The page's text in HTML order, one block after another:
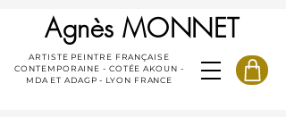
Agnès MONNET
ARTISTE PEINTRE FRANÇAISE
CONTEMPORAINE - COTÉE AKOUN -
MDA ET ADAGP - LYON FRANCE